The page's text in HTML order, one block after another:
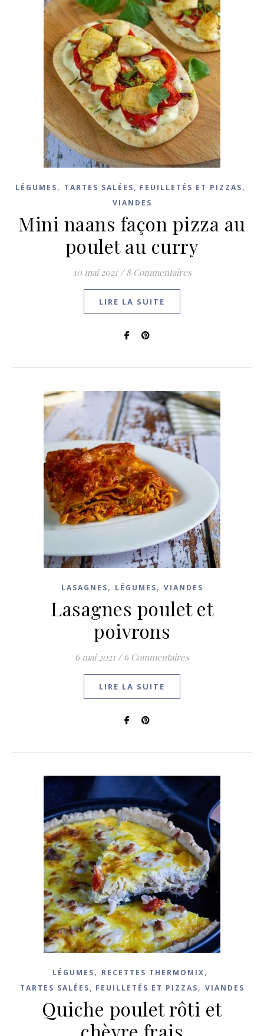
LÉGUMES, TARTES SALÉES, FEUILLETÉS ET PIZZAS,
VIANDES
Mini naans façon pizza au
poulet au curry
10 mai 2021 / 8 Commentaires
LIRE LA SUITE
LASAGNES, LÉGUMES, VIANDES
Lasagnes poulet et
poivrons
6 mai 2021 / 6 Commentaires
LIRE LA SUITE
LÉGUMES, RECETTES THERMOMIX,
TARTES SALÉES, FEUILLETÉS ET PIZZAS, VIANDES
Quiche poulet rôti et